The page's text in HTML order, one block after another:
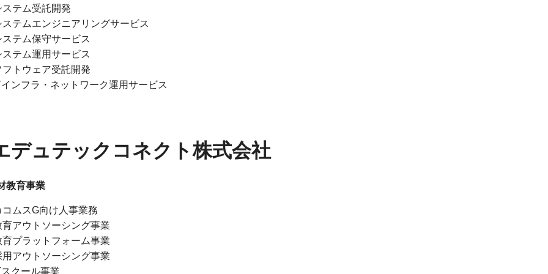
ステム受託開発
ステムエンジニアリングサービス
ステム保守サービス
ステム運用サービス
フトウェア受託開発
ンフラ・ネットワーク運用サービス
デュテックコネクト株式会社
教育事業
コムスG向け人事業務
育アウトソーシング事業​
育プラットフォーム事業
用アウトソーシング事業​
クール事業